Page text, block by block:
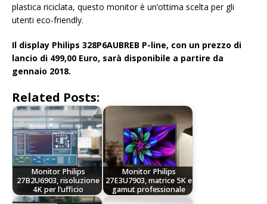
plastica riciclata, questo monitor è un’ottima scelta per gli
utenti eco-friendly.
Il display Philips 328P6AUBREB P-line, con un prezzo di
lancio di 499,00 Euro, sarà disponibile a partire da
gennaio 2018.
Related Posts:
Monitor Philips
27B2U6903, risoluzione
4K per l’ufficio
Monitor Philips
27E3U7903, matrice 5K e
gamut professionale